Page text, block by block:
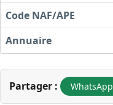
Code NAF/APE
Annuaire
Partager : WhatsApp